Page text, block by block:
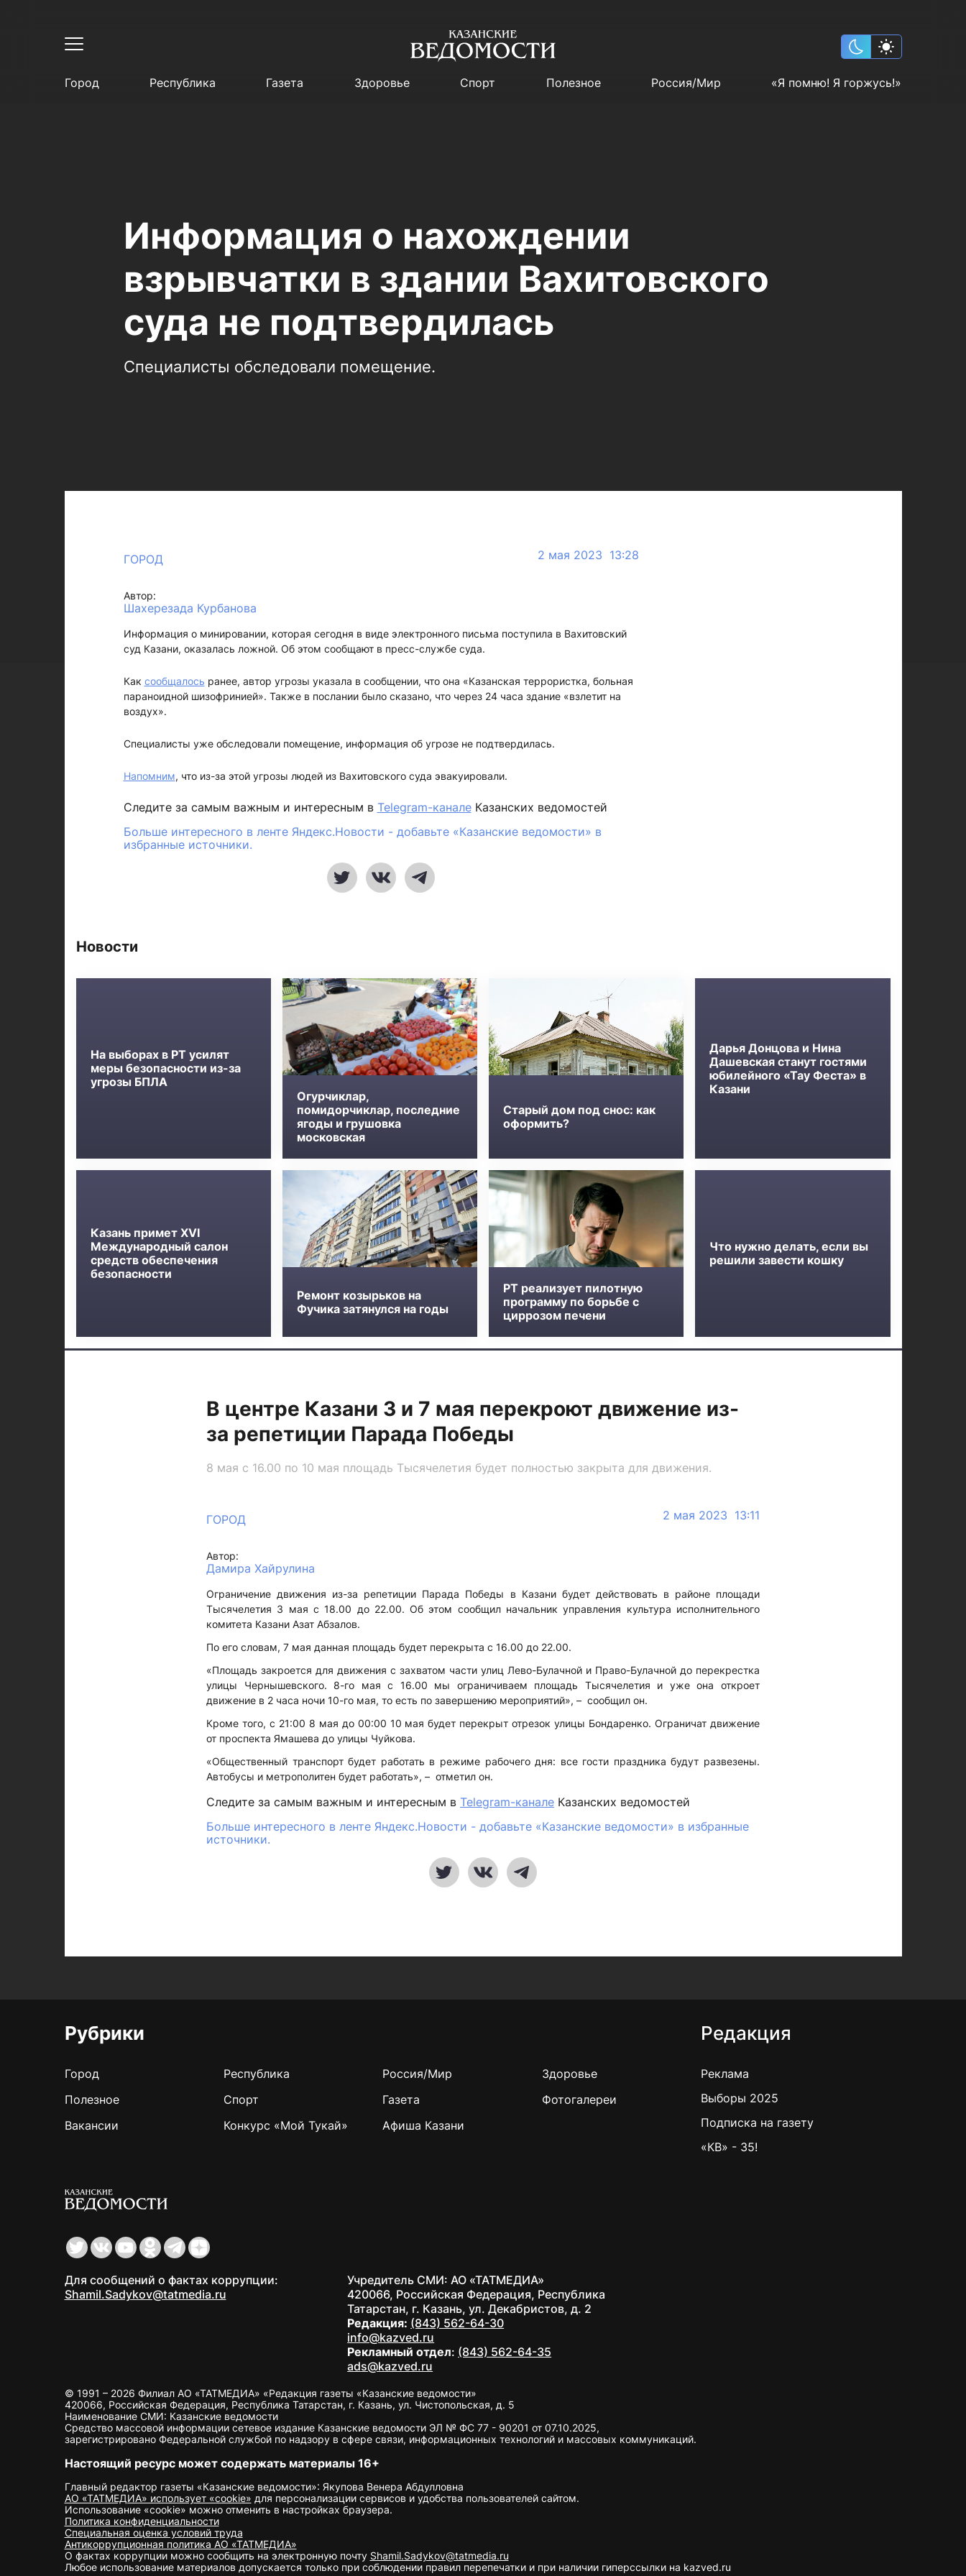
Город Республика Газета Здоровье Спорт Полезное Россия/Мир «Я помню! Я горжусь!»
Информация о нахождении
взрывчатки в здании Вахитовского
суда не подтвердилась
Специалисты обследовали помещение.
ГОРОД 2 мая 2023 13:28
Автор:
Шахерезада Курбанова
Информация о минировании, которая сегодня в виде электронного письма поступила в Вахитовский
суд Казани, оказалась ложной. Об этом сообщают в пресс-службе суда.
Как сообщалось ранее, автор угрозы указала в сообщении, что она «Казанская террористка, больная
параноидной шизофринией». Также в послании было сказано, что через 24 часа здание «взлетит на
воздух».
Специалисты уже обследовали помещение, информация об угрозе не подтвердилась.
Напомним, что из-за этой угрозы людей из Вахитовского суда эвакуировали.
Следите за самым важным и интересным в Telegram-каналеКазанских ведомостей
Больше интересного в ленте Яндекс.Новости - добавьте «Казанские ведомости» в
избранные источники.
Новости
На выборах в РТ усилят
меры безопасности из-за
угрозы БПЛА
Огурчиклар,
помидорчиклар, последние
ягоды и грушовка
московская
Старый дом под снос: как
оформить?
Дарья Донцова и Нина
Дашевская станут гостями
юбилейного «Тау Феста» в
Казани
Казань примет XVI
Международный салон
средств обеспечения
безопасности
Ремонт козырьков на
Фучика затянулся на годы
РТ реализует пилотную
программу по борьбе с
циррозом печени
Что нужно делать, если вы
решили завести кошку
В центре Казани 3 и 7 мая перекроют движение из-
за репетиции Парада Победы
8 мая с 16.00 по 10 мая площадь Тысячелетия будет полностью закрыта для движения.
ГОРОД 2 мая 2023 13:11
Автор:
Дамира Хайрулина
Ограничение движения из-за репетиции Парада Победы в Казани будет действовать в районе площади
Тысячелетия 3 мая с 18.00 до 22.00. Об этом сообщил начальник управления культура исполнительного
комитета Казани Азат Абзалов.
По его словам, 7 мая данная площадь будет перекрыта с 16.00 до 22.00.
«Площадь закроется для движения с захватом части улиц Лево-Булачной и Право-Булачной до перекрестка
улицы Чернышевского. 8-го мая с 16.00 мы ограничиваем площадь Тысячелетия и уже она откроет
движение в 2 часа ночи 10-го мая, то есть по завершению мероприятий», – сообщил он.
Кроме того, с 21:00 8 мая до 00:00 10 мая будет перекрыт отрезок улицы Бондаренко. Ограничат движение
от проспекта Ямашева до улицы Чуйкова.
«Общественный транспорт будет работать в режиме рабочего дня: все гости праздника будут развезены.
Автобусы и метрополитен будет работать», – отметил он.
Следите за самым важным и интересным в Telegram-канале Казанских ведомостей
Больше интересного в ленте Яндекс.Новости - добавьте «Казанские ведомости» в избранные
источники.
Рубрики
Город Республика Россия/Мир
Здоровье
Полезное
Спорт Газета
Фотогалереи
Вакансии
Конкурс «Мой Тукай» Афиша Казани
Редакция
Реклама
Выборы 2025
Подписка на газету
«КВ» - 35!
Для сообщений о фактах коррупции:
Shamil.Sadykov@tatmedia.ru
Учредитель СМИ: АО «ТАТМЕДИА»
420066, Российская Федерация, Республика
Татарстан, г. Казань, ул. Декабристов, д. 2
Редакция: (843) 562-64-30
info@kazved.ru
Рекламный отдел: (843) 562-64-35
ads@kazved.ru
© 1991 – 2026 Филиал АО «ТАТМЕДИА» «Редакция газеты «Казанские ведомости»
420066, Российская Федерация, Республика Татарстан, г. Казань, ул. Чистопольская, д. 5
Наименование СМИ: Казанские ведомости
Средство массовой информации сетевое издание Казанские ведомости ЭЛ № ФС 77 - 90201 от 07.10.2025,
зарегистрировано Федеральной службой по надзору в сфере связи, информационных технологий и массовых коммуникаций.
Настоящий ресурс может содержать материалы 16+
Главный редактор газеты «Казанские ведомости»: Якупова Венера Абдулловна
АО «ТАТМЕДИА» использует «cookie» для персонализации сервисов и удобства пользователей сайтом.
Использование «cookie» можно отменить в настройках браузера.
Политика конфиденциальности
Специальная оценка условий труда
Антикоррупционная политика АО «ТАТМЕДИА»
О фактах коррупции можно сообщить на электронную почту Shamil.Sadykov@tatmedia.ru
Любое использование материалов допускается только при соблюдении правил перепечатки и при наличии гиперссылки на kazved.ru